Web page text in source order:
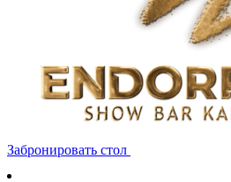
Забронировать стол